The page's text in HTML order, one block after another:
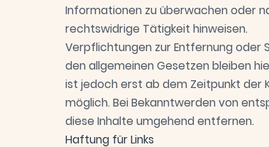
Informationen zu überwachen oder
rechtswidrige Tätigkeit hinweisen.
Verpflichtungen zur Entfernung oder
den allgemeinen Gesetzen bleiben
ist jedoch erst ab dem Zeitpunkt der
möglich. Bei Bekanntwerden von
diese Inhalte umgehend entfernen.
Haftung für Links